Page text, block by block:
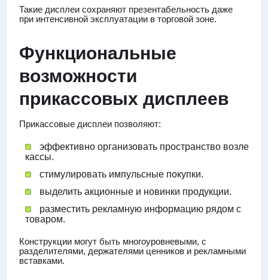
Такие дисплеи сохраняют презентабельность даже
при интенсивной эксплуатации в торговой зоне.
Функциональные
возможности
прикассовых дисплеев
Прикассовые дисплеи позволяют:
эффективно организовать пространство возле
кассы.
стимулировать импульсные покупки.
выделить акционные и новинки продукции.
разместить рекламную информацию рядом с
товаром.
Конструкции могут быть многоуровневыми, с
разделителями, держателями ценников и рекламными
вставками.